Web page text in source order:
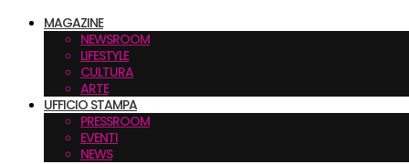
MAGAZINE
NEWSROOM
LIFESTYLE
CULTURA
ARTE
UFFICIO STAMPA
PRESSROOM
EVENTI
NEWS